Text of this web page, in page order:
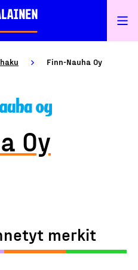
Finn-Nauha Oy
Oy
merkit